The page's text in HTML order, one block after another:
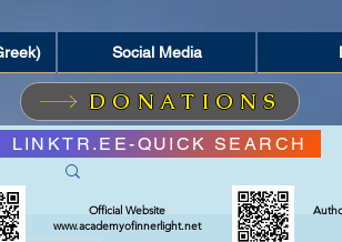
Social Media
DONATIONS
LINKTR.EE-QUICK SEARCH
Official Website
www.academyofinnerlight.net